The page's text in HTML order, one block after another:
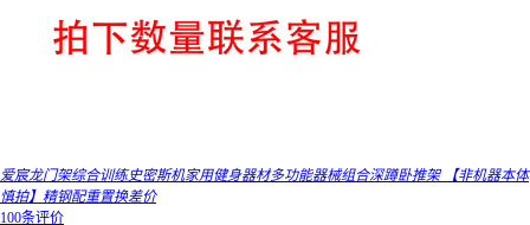
爱宸龙门架综合训练史密斯机家用健身器材多功能器械组合深蹲卧推架 【非机器本体
慎拍】精钢配重置换差价
100条评价